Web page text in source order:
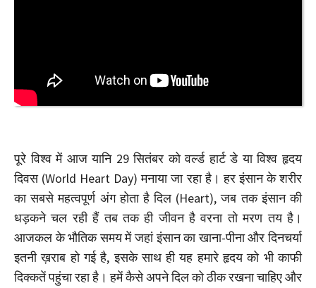
पूरे विश्व में आज यानि 29 सितंबर को वर्ल्ड हार्ट डे या विश्व हृदय
दिवस (World Heart Day) मनाया जा रहा है। हर इंसान के शरीर
का सबसे महत्वपूर्ण अंग होता है दिल (Heart), जब तक इंसान की
धड़कने चल रही हैं तब तक ही जीवन है वरना तो मरण तय है।
आजकल के भौतिक समय में जहां इंसान का खाना-पीना और दिनचर्या
इतनी ख़राब हो गई है, इसके साथ ही यह हमारे हृदय को भी काफी
दिक्कतें पहुंचा रहा है। हमें कैसे अपने दिल को ठीक रखना चाहिए और